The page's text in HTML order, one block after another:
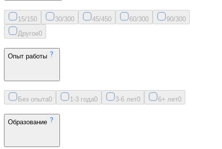
15/150 30/300 45/450 60/300 90/300
Другое0
Опыт работы
Без опыта0 1-3 года0 3-6 лет0 6+ лет0
Образование